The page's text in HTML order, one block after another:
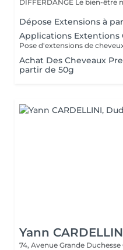
DIFFERDANGE Le
Dépose Extensions à
Applications Extentions
Achat Des Cheveaux
partir de 50g
Yann
74, Avenue Grande